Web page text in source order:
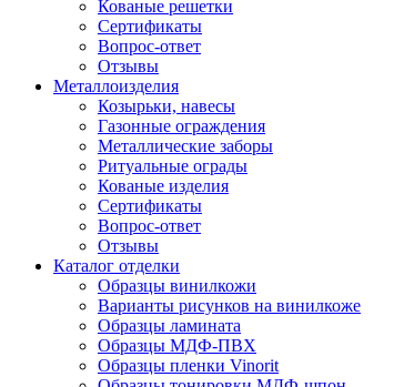
Кованые решетки
Сертификаты
Вопрос-ответ
Отзывы
Металлоизделия
Козырьки, навесы
Газонные ограждения
Металлические заборы
Ритуальные ограды
Кованые изделия
Сертификаты
Вопрос-ответ
Отзывы
Каталог отделки
Образцы винилкожи
Варианты рисунков на винилкоже
Образцы ламината
Образцы МДФ-ПВХ
Образцы пленки Vinorit